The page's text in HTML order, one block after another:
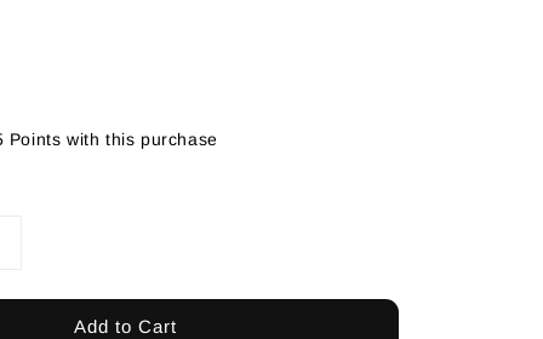
Points with this purchase
Add to Cart